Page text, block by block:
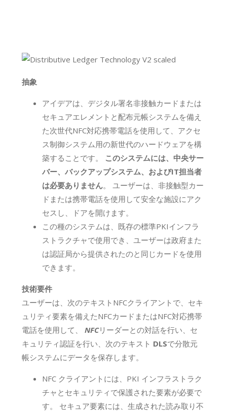
抽象
アイデアは、デジタル署名非接触カードまたは
セキュアエレメントと配布元帳システムを備え
た次世代NFC対応携帯電話を使用して、アクセ
ス制御システム用の新世代のハードウェアを構
築することです。 このシステムには、中央サー
バー、バックアップシステム、およびIT担当者
は必要ありません。 ユーザーは、非接触型カー
ドまたは携帯電話を使用して安全な施設にアク
セスし、ドアを開けます。
この種のシステムは、既存の標準PKIインフラ
ストラクチャで使用でき、ユーザーは政府また
は認証局から提供されたのと同じカードを使用
できます。
技術要件
ユーザーは、次のテキストNFCクライアントで、セキ
ュリティ要素を備えたNFCカードまたはNFC対応携帯
電話を使用して、NFCリーダーとの対話を行い、セ
キュリティ認証を行い、次のテキスト DLSで分散元
帳システムにデータを保存します。
NFC クライアントには、PKI インフラストラク
チャとセキュリティで保護された要素が必要で
す。 セキュア要素には、生成された読み取り不